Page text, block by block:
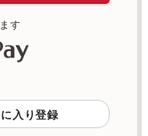
す
入り登録